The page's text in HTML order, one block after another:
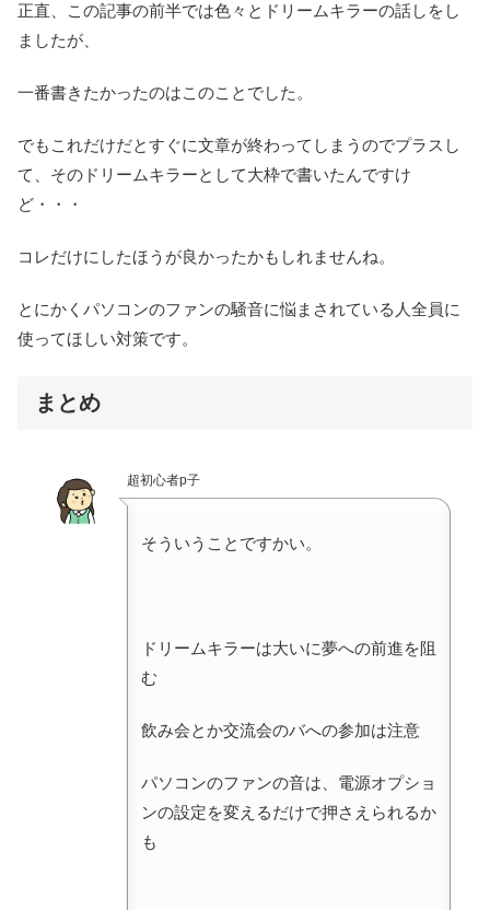
正直、この記事の前半では色々とドリームキラーの話しをし
ましたが、
一番書きたかったのはこのことでした。
でもこれだけだとすぐに文章が終わってしまうのでプラスし
て、そのドリームキラーとして大枠で書いたんですけ
ど・・・
コレだけにしたほうが良かったかもしれませんね。
とにかくパソコンのファンの騒音に悩まされている人全員に
使ってほしい対策です。
まとめ
超初心者p子
そういうことですかい。
ドリームキラーは大いに夢への前進を阻
む
飲み会とか交流会のバへの参加は注意
パソコンのファンの音は、電源オプショ
ンの設定を変えるだけで押さえられるか
も